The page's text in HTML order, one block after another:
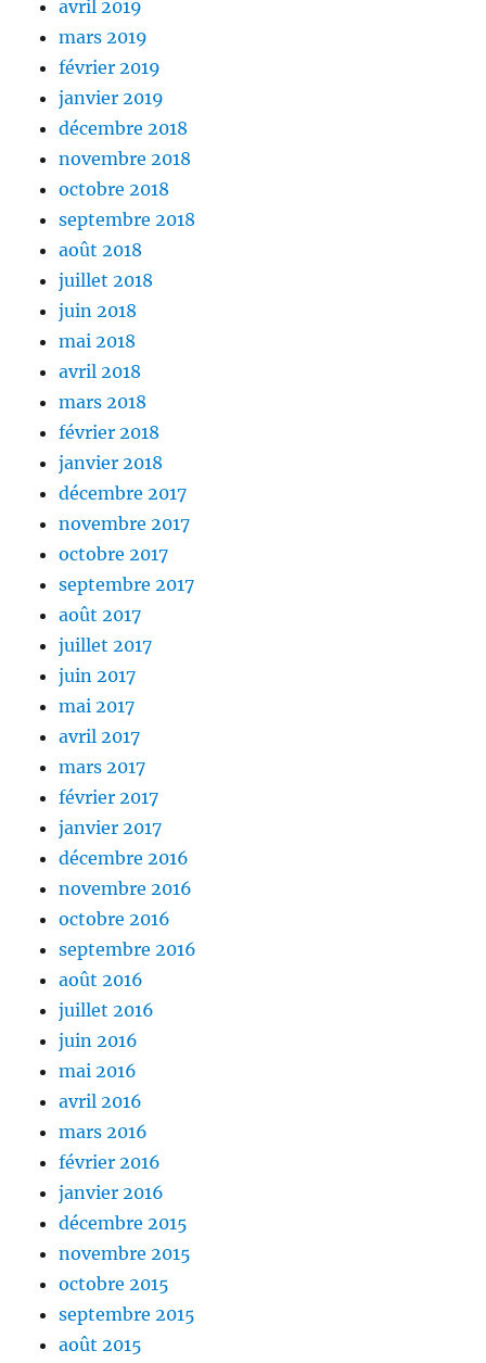
avril 2019
mars 2019
février 2019
janvier 2019
décembre 2018
novembre 2018
octobre 2018
septembre 2018
août 2018
juillet 2018
juin 2018
mai 2018
avril 2018
mars 2018
février 2018
janvier 2018
décembre 2017
novembre 2017
octobre 2017
septembre 2017
août 2017
juillet 2017
juin 2017
mai 2017
avril 2017
mars 2017
février 2017
janvier 2017
décembre 2016
novembre 2016
octobre 2016
septembre 2016
août 2016
juillet 2016
juin 2016
mai 2016
avril 2016
mars 2016
février 2016
janvier 2016
décembre 2015
novembre 2015
octobre 2015
septembre 2015
août 2015